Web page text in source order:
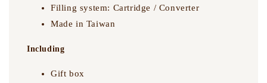
Filling system: Cartridge / Converter
Made in Taiwan
Including
Gift box